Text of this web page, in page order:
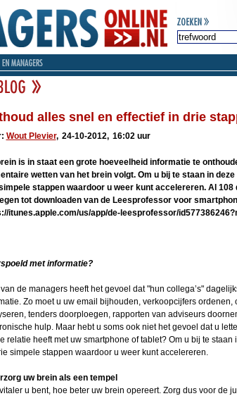
alles snel en effectief in drie
Wout Plevier, 24-10-2012, 16:02 uur
is in staat een grote hoeveelheid informatie te
wetten van het brein volgt. Om u bij te staan in
stappen waardoor u weer kunt accelereren. Al 108
tot downloaden van de Leesprofessor voor
itunes.apple.com/us/app/de-leesprofessor/
met informatie?
de managers heeft het gevoel dat "hun collega’s"
Zo moet u uw email bijhouden, verkoopcijfers ordenen,
tenders doorploegen, rapporten van adviseurs
hulp. Maar hebt u soms ook niet het gevoel dat u
relatie heeft met uw smartphone of tablet? Om u bij te
simpele stappen waardoor u weer kunt accelereren.
uw brein als een tempel
u bent, hoe beter uw brein opereert. Zorg dus voor de